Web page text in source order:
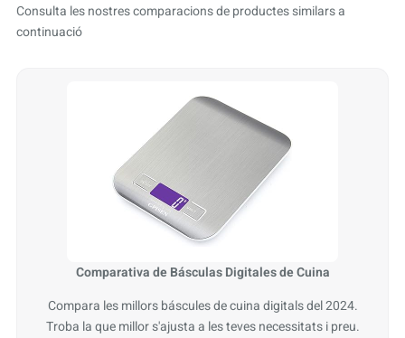
Consulta les nostres comparacions de productes similars a
continuació
Comparativa de Básculas Digitales de Cuina
Compara les millors báscules de cuina digitals del 2024.
Troba la que millor s'ajusta a les teves necessitats i preu.